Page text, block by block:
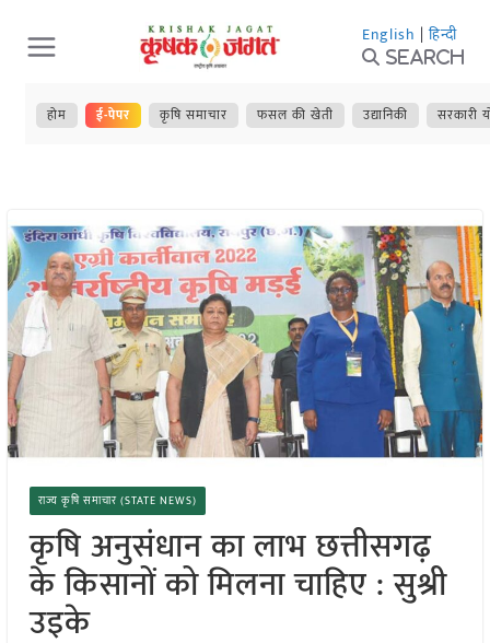
Skip
to
content
English | हिन्दी
Search
होम ई-पेपर कृषि समाचार फसल की खेती उद्यानिकी सरकारी
राज्य कृषि समाचार (STATE NEWS)
कृषि अनुसंधान का लाभ छत्तीसगढ़
के किसानों को मिलना चाहिए : सुश्री
उइके